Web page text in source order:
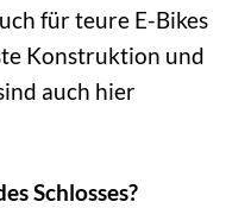
für teure E-Bikes
Konstruktion und
auch hier
Schlosses?